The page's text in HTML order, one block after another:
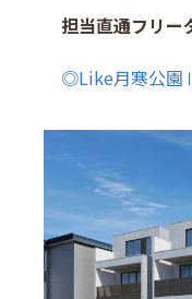
担当直通フリー
◎Like月寒公園